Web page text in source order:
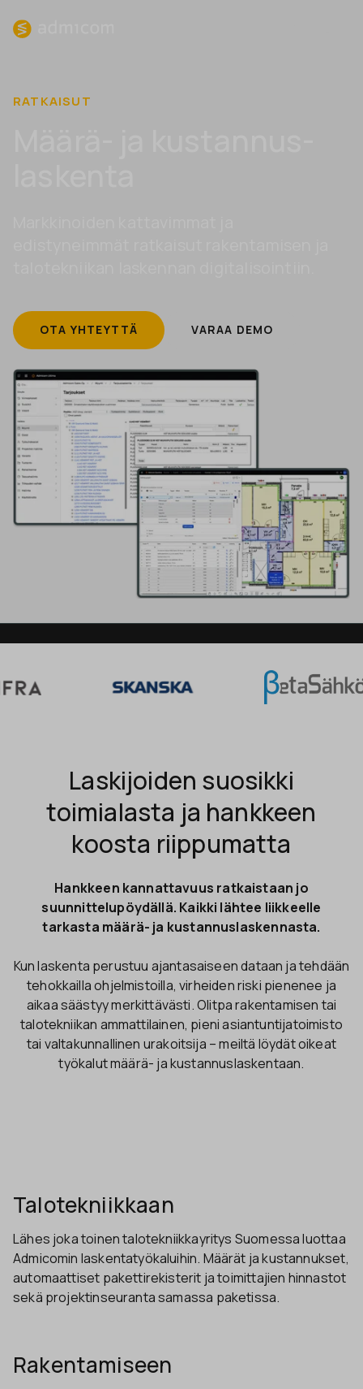
RATKAISUT
OTA YHTEYTTÄ VARAA DEMO
Laskijoiden suosikki
toimialasta ja hankkeen
koosta riippumatta
Hankkeen kannattavuus ratkaistaan jo
suunnittelupöydällä. Kaikki lähtee liikkeelle
tarkasta määrä- ja kustannuslaskennasta.
Kun laskenta perustuu ajantasaiseen dataan ja tehdään
tehokkailla ohjelmistoilla, virheiden riski pienenee ja
aikaa säästyy merkittävästi. Olitpa rakentamisen tai
talotekniikan ammattilainen, pieni asiantuntijatoimisto
tai valtakunnallinen urakoitsija – meiltä löydät oikeat
työkalut määrä- ja kustannuslaskentaan.
Talotekniikkaan
Lähes joka toinen talotekniikkayritys Suomessa luottaa
Admicomin laskentatyökaluihin. Määrät ja kustannukset,
automaattiset pakettirekisterit ja toimittajien hinnastot
sekä projektinseuranta samassa paketissa.
Rakentamiseen